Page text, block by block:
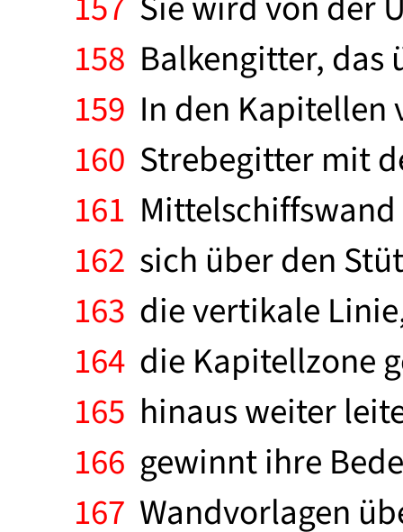
158 Balkengitter,
159 In den Kapitellen
160 Strebegitter mit
161
162 sich über den
163 die vertikale
164 die Kapitellzone
165 hinaus weiter
166 gewinnt ihre
167 Wandvorlagen